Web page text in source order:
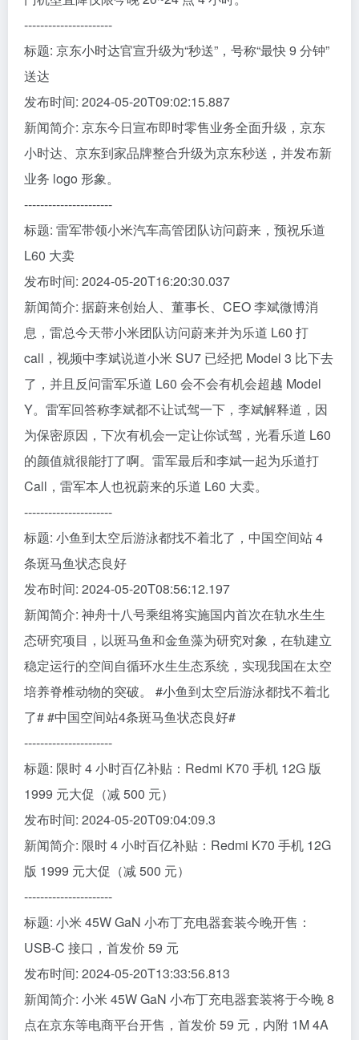
----------------------
标题: 京东小时达官宣升级为“秒送”，号称“最快 9 分钟”
送达
发布时间: 2024-05-20T09:02:15.887
新闻简介: 京东今日宣布即时零售业务全面升级，京东
小时达、京东到家品牌整合升级为京东秒送，并发布新
业务 logo 形象。
----------------------
标题: 雷军带领小米汽车高管团队访问蔚来，预祝乐道
L60 大卖
发布时间: 2024-05-20T16:20:30.037
新闻简介: 据蔚来创始人、董事长、CEO 李斌微博消
息，雷总今天带小米团队访问蔚来并为乐道 L60 打
call，视频中李斌说道小米 SU7 已经把 Model 3 比下去
了，并且反问雷军乐道 L60 会不会有机会超越 Model
Y。雷军回答称李斌都不让试驾一下，李斌解释道，因
为保密原因，下次有机会一定让你试驾，光看乐道 L60
的颜值就很能打了啊。雷军最后和李斌一起为乐道打
Call，雷军本人也祝蔚来的乐道 L60 大卖。
----------------------
标题: 小鱼到太空后游泳都找不着北了，中国空间站 4
条斑马鱼状态良好
发布时间: 2024-05-20T08:56:12.197
新闻简介: 神舟十八号乘组将实施国内首次在轨水生生
态研究项目，以斑马鱼和金鱼藻为研究对象，在轨建立
稳定运行的空间自循环水生生态系统，实现我国在太空
培养脊椎动物的突破。 #小鱼到太空后游泳都找不着北
了# #中国空间站4条斑马鱼状态良好#
----------------------
标题: 限时 4 小时百亿补贴：Redmi K70 手机 12G 版
1999 元大促（减 500 元）
发布时间: 2024-05-20T09:04:09.3
新闻简介: 限时 4 小时百亿补贴：Redmi K70 手机 12G
版 1999 元大促（减 500 元）
----------------------
标题: 小米 45W GaN 小布丁充电器套装今晚开售：
USB-C 接口，首发价 59 元
发布时间: 2024-05-20T13:33:56.813
新闻简介: 小米 45W GaN 小布丁充电器套装将于今晚 8
点在京东等电商平台开售，首发价 59 元，内附 1M 4A